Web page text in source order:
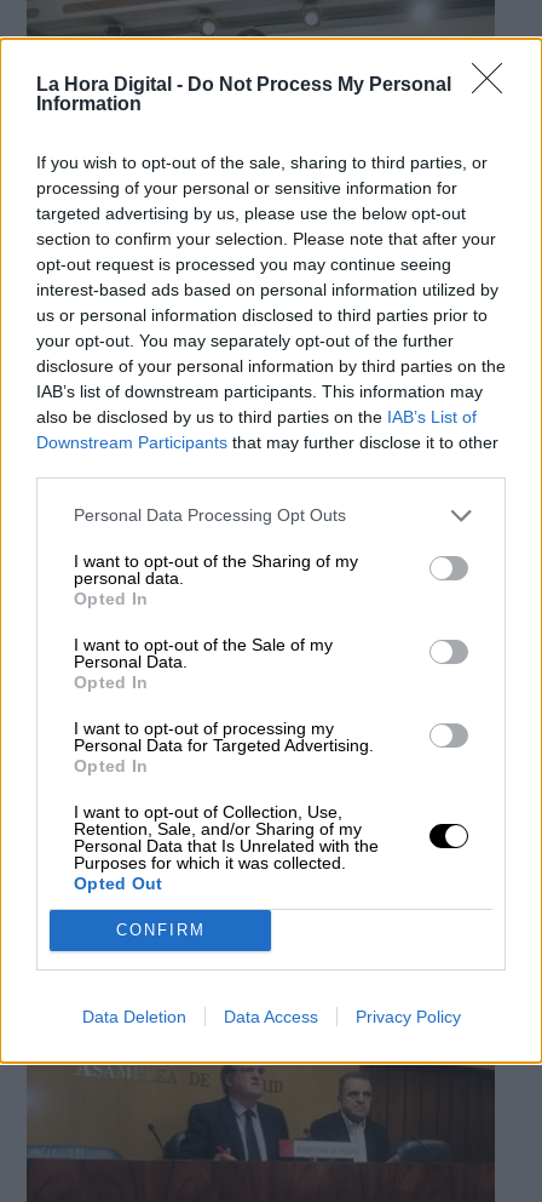
La Hora Digital - Do Not Process My Personal
Information
If you wish to opt-out of the sale, sharing to third parties, or
processing of your personal or sensitive information for
targeted advertising by us, please use the below opt-out
section to confirm your selection. Please note that after your
opt-out request is processed you may continue seeing
interest-based ads based on personal information utilized by
us or personal information disclosed to third parties prior to
your opt-out. You may separately opt-out of the further
disclosure of your personal information by third parties on the
IAB’s list of downstream participants. This information may
also be disclosed by us to third parties on the IAB’s List of
Downstream Participants that may further disclose it to other
Personal Data Processing Opt Outs
I want to opt-out of the Sharing of my
personal data.
Opted In
I want to opt-out of the Sale of my
Personal Data.
Opted In
I want to opt-out of processing my
Personal Data for Targeted Advertising.
Opted In
I want to opt-out of Collection, Use,
Retention, Sale, and/or Sharing of my
Personal Data that Is Unrelated with the
Purposes for which it was collected.
Opted Out
CONFIRM
Data Deletion Data Access Privacy Policy
¿Cómo se pacta con politiqueros?
PorMaría Mir-Rocafort
Más artículos de este autor
martes, 4 de junio de 2019
Maragall hace su oferta de pacto a
negociaciones
Paula Rojas
Más artículos de este autor
miércoles, 5 de junio de 2019